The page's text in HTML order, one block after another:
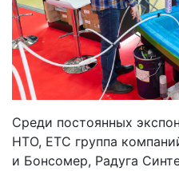
Среди постоянных
НТО, ЕТС группа
и Бонсомер, Радуга